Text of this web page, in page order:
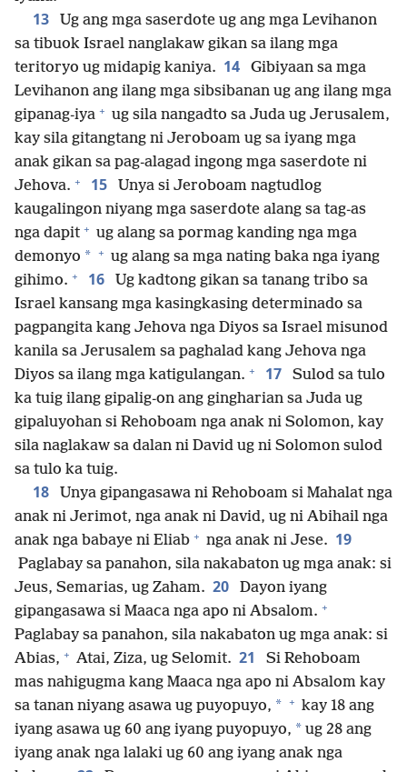
13
Ug ang mga saserdote ug ang mga Levihanon
sa tibuok Israel nanglakaw gikan sa ilang mga
teritoryo ug midapig kaniya. 14
Gibiyaan sa mga
Levihanon ang ilang mga sibsibanan ug ang ilang mga
gipanag-iya + ug sila nangadto sa Juda ug Jerusalem,
kay sila gitangtang ni Jeroboam ug sa iyang mga
anak gikan sa pag-alagad ingong mga saserdote ni
Jehova. + 15
Unya si Jeroboam nagtudlog
kaugalingon niyang mga saserdote alang sa tag-as
nga dapit + ug alang sa pormag kanding nga mga
demonyo * + ug alang sa mga nating baka nga iyang
gihimo. + 16
Ug kadtong gikan sa tanang tribo sa
Israel kansang mga kasingkasing determinado sa
pagpangita kang Jehova nga Diyos sa Israel misunod
kanila sa Jerusalem sa paghalad kang Jehova nga
Diyos sa ilang mga katigulangan. + 17
Sulod sa tulo
ka tuig ilang gipalig-on ang gingharian sa Juda ug
gipaluyohan si Rehoboam nga anak ni Solomon, kay
sila naglakaw sa dalan ni David ug ni Solomon sulod
sa tulo ka tuig.
18
Unya gipangasawa ni Rehoboam si Mahalat nga
anak ni Jerimot, nga anak ni David, ug ni Abihail nga
anak nga babaye ni Eliab + nga anak ni Jese. 19
Paglabay sa panahon, sila nakabaton ug mga anak: si
Jeus, Semarias, ug Zaham. 20
Dayon iyang
gipangasawa si Maaca nga apo ni Absalom. +
Paglabay sa panahon, sila nakabaton ug mga anak: si
Abias, + Atai, Ziza, ug Selomit. 21
Si Rehoboam
mas nahigugma kang Maaca nga apo ni Absalom kay
sa tanan niyang asawa ug puyopuyo, * + kay 18 ang
iyang asawa ug 60 ang iyang puyopuyo, * ug 28 ang
iyang anak nga lalaki ug 60 ang iyang anak nga